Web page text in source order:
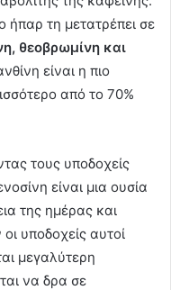
τη μετατρέπει σε
θεοβρωμίνη και
είναι η πιο
από το 70%
τους υποδοχείς
είναι μια ουσία
της ημέρας και
υποδοχείς αυτοί
μεγαλύτερη
να δρα σε